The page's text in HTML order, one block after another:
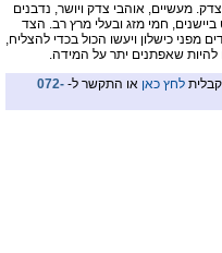
פייסבוק
מעשיים, אוהבי צדק ויושר, נדבנים
חמי מזג ובעלי מרץ רב. הצד
כישלון ויעשו הכול בכדי להצליח,
שאפתנים יתר על המידה.
קבלית לחץ כאן או התקשר ל- 072-